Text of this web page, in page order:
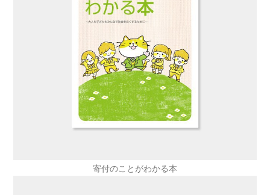
寄付のことがわかる本